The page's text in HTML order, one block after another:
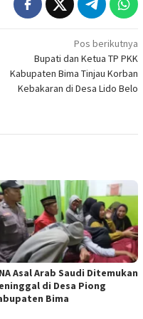
Pos berikutnya
Bupati dan Ketua TP PKK
Kabupaten Bima Tinjau Korban
Kebakaran di Desa Lido Belo
Asal Arab Saudi Ditemukan
di Desa Piong
Bima